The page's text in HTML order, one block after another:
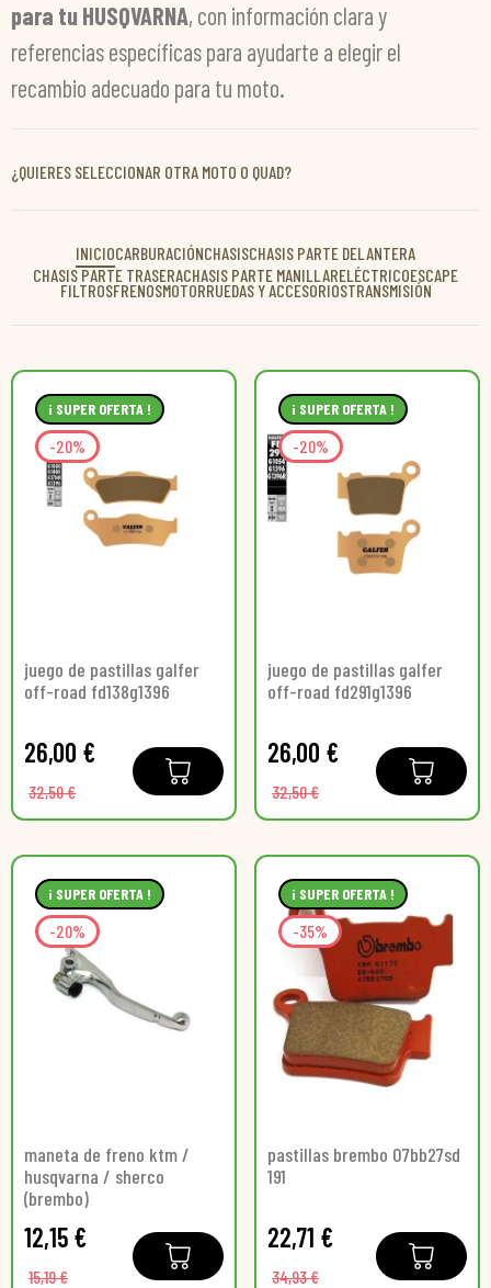
para tu HUSQVARNA, con información clara y
referencias específicas para ayudarte a elegir el
recambio adecuado para tu moto.
¿QUIERES SELECCIONAR OTRA MOTO O QUAD?
INICIOCARBURACIÓNCHASISCHASIS PARTE DELANTERA
CHASIS PARTE TRASERACHASIS PARTE MANILLARELÉCTRICOESCAPE
FILTROSFRENOSMOTORRUEDAS Y ACCESORIOSTRANSMISIÓN
¡ SUPER OFERTA !
-20%
juego de pastillas galfer
off-road fd138g1396
26,00 €
32,50 €
¡ SUPER OFERTA !
-20%
juego de pastillas galfer
off-road fd291g1396
26,00 €
32,50 €
¡ SUPER OFERTA !
-20%
maneta de freno ktm /
husqvarna / sherco
(brembo)
12,15 €
15,19 €
¡ SUPER OFERTA !
-35%
pastillas brembo 07bb27sd
191
22,71 €
34,93 €